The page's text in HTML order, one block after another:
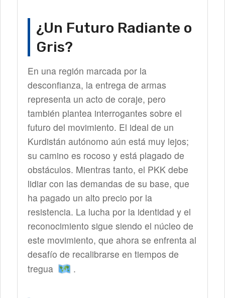
¿Un Futuro Radiante o
Gris?
En una región marcada por la
desconfianza, la entrega de armas
representa un acto de coraje, pero
también plantea interrogantes sobre el
futuro del movimiento. El ideal de un
Kurdistán autónomo aún está muy lejos;
su camino es rocoso y está plagado de
obstáculos. Mientras tanto, el PKK debe
lidiar con las demandas de su base, que
ha pagado un alto precio por la
resistencia. La lucha por la identidad y el
reconocimiento sigue siendo el núcleo de
este movimiento, que ahora se enfrenta al
desafío de recalibrarse en tiempos de
tregua
.